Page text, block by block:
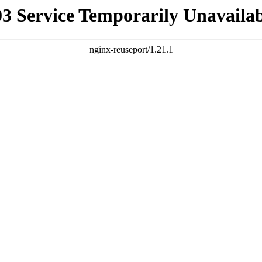
Service Temporarily
nginx-reuseport/1.21.1